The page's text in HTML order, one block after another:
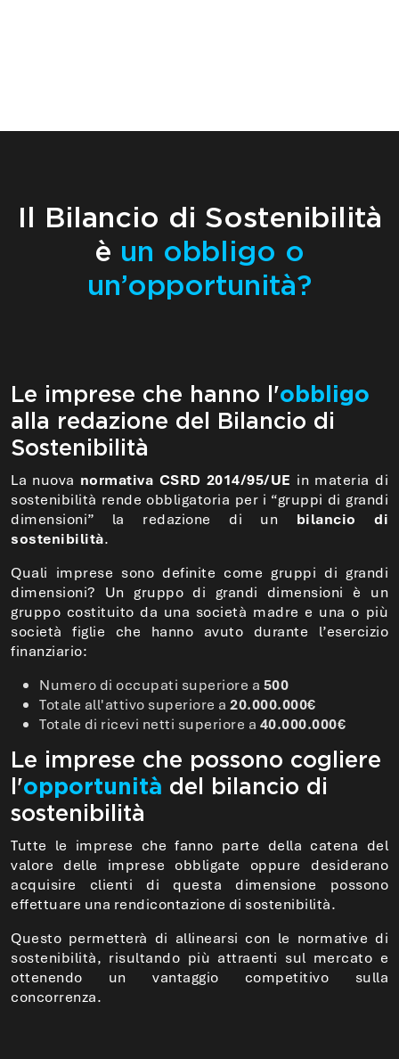
Il Bilancio di Sostenibilità
è un obbligo o
un’opportunità?
Le imprese che hanno l'obbligo
alla redazione del Bilancio di
Sostenibilità
La nuova normativa CSRD 2014/95/UE in materia di
sostenibilità rende obbligatoria per i “gruppi di grandi
dimensioni” la redazione di un bilancio di
sostenibilità.
Quali imprese sono definite come gruppi di grandi
dimensioni? Un gruppo di grandi dimensioni è un
gruppo costituito da una società madre e una o più
società figlie che hanno avuto durante l’esercizio
finanziario:
Numero di occupati superiore a 500
Totale all'attivo superiore a 20.000.000€
Totale di ricevi netti superiore a 40.000.000€
Le imprese che possono cogliere
l'opportunità del bilancio di
sostenibilità
Tutte le imprese che fanno parte della catena del
valore delle imprese obbligate oppure desiderano
acquisire clienti di questa dimensione possono
effettuare una rendicontazione di sostenibilità.
Questo permetterà di allinearsi con le normative di
sostenibilità, risultando più attraenti sul mercato e
ottenendo un vantaggio competitivo sulla
concorrenza.